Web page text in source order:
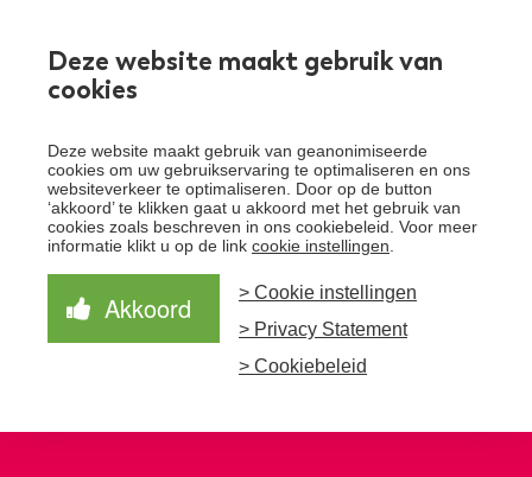
Deze website maakt gebruik van
cookies
Deze website maakt gebruik van geanonimiseerde
cookies om uw gebruikservaring te optimaliseren en ons
websiteverkeer te optimaliseren. Door op de button
‘akkoord’ te klikken gaat u akkoord met het gebruik van
cookies zoals beschreven in ons cookiebeleid. Voor meer
informatie klikt u op de link cookie instellingen
Akkoord
> Cookie instellingen
> Privacy Statement
> Cookiebeleid
Over Santeon
Waardegedreven zorg
aanpak
Samen Beter
Nieuws
Schrijf je in voor de nieuwsbrief
Schrijf je in voor onze nieuwsbrief en ontvang het
laatste nieuws!
Aanmelden nieuwsbrief